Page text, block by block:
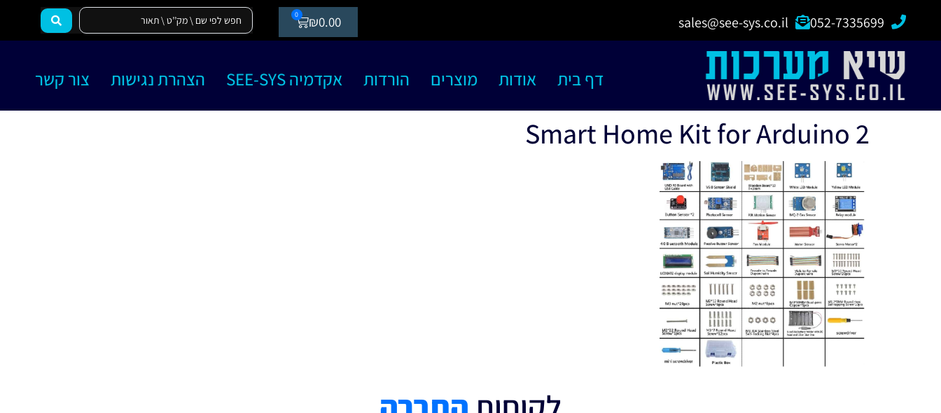
052-7335699
sales@see-sys.co.il
₪0.00
0
דף בית אודות מוצרים הורדות אקדמיה SEE-SYS הצהרת נגישות צור קשר
Smart Home Kit for Arduino 2